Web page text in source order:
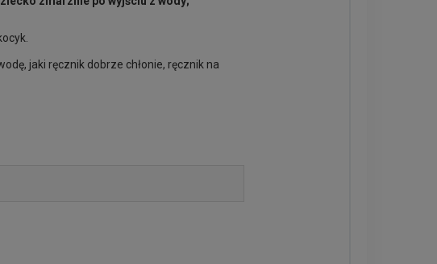
jaki ręcznik dobrze chłonie, ręcznik na